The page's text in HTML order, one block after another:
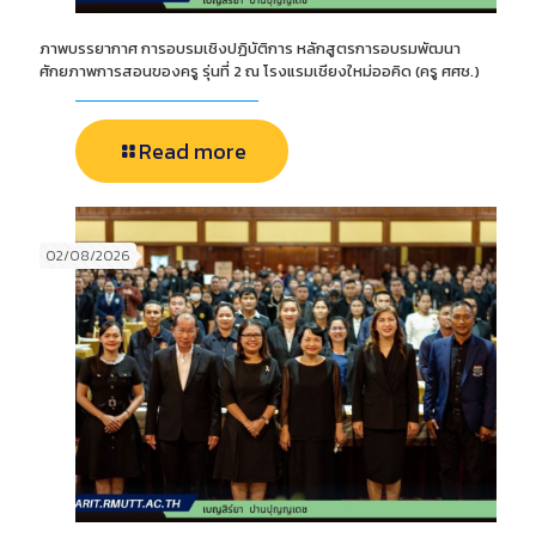
ภาพบรรยากาศ การอบรมเชิงปฏิบัติการ หลักสูตรการอบรมพัฒนา
ศักยภาพการสอนของครู รุ่นที่ 2 ณ โรงแรมเชียงใหม่ออคิด (ครู ศศช.)
Read more
02/08/2026